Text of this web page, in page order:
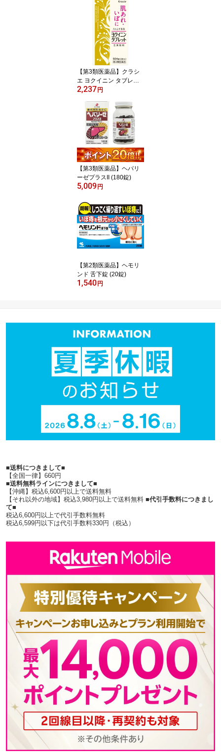
【第3類医薬品】クラシ
エ ヨクイニン タブレッ
ト［504錠］
2,237円
【第3類医薬品】ヘパリ
ーゼプラスII (180錠)
5,009円
【第2類医薬品】ヘモリ
ンド 舌下錠 (20錠)
1,540円
■送料につきまして■
【全国一律】660円
■送料無料ラインにつきまして■
【沖縄】税込6,600円以上で送料無料
【それ以外の地域】税込3,980円以上で送料無料 ■代引手数料につきまし
て■
税込6,600円以上で代引手数料無料
税込6,599円以下は代引手数料330円（税込）